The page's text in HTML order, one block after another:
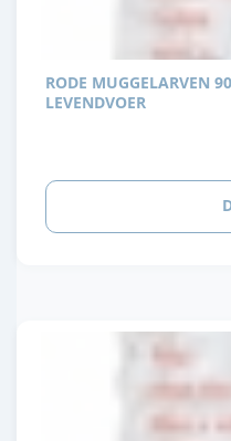
RODE MUGGELARVEN
LEVENDVOER